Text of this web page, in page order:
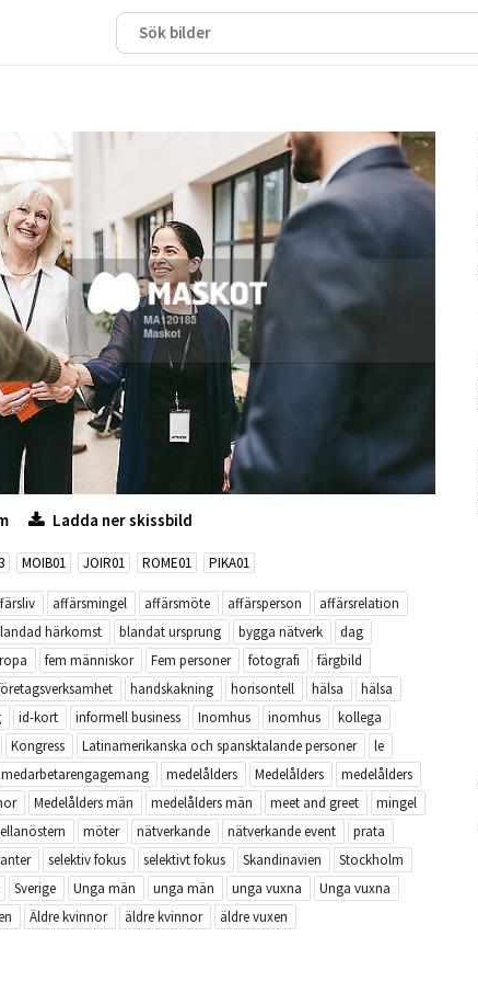
Ladda ner skissbild
MOIB01 JOIR01 ROME01 PIKA01
affärsmingel affärsmöte affärsperson
affärsrelation
härkomst blandat ursprung bygga nätverk
dag
fem människor Fem personer fotografi
färgbild
handskakning horisontell hälsa
hälsa
id-kort informell business Inomhus inomhus
kollega
Kongress Latinamerikanska och spansktalande personer
le
medarbetarengagemang medelålders Medelålders
medelålders
Medelålders män medelålders män meet and greet
mingel
möter nätverkande nätverkande event
prata
selektiv fokus selektivt fokus Skandinavien
Stockholm
Sverige Unga män unga män unga vuxna
Unga vuxna
Äldre kvinnor äldre kvinnor äldre vuxen